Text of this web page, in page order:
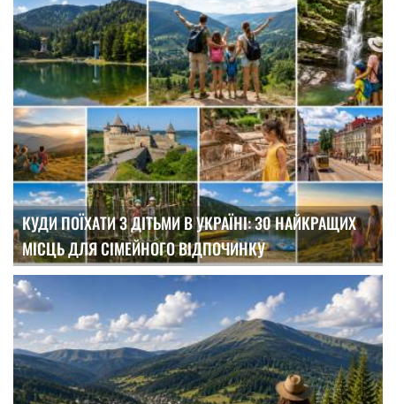
КУДИ ПОЇХАТИ З ДІТЬМИ В УКРАЇНІ: 30 НАЙКРАЩИХ
МІСЦЬ ДЛЯ СІМЕЙНОГО ВІДПОЧИНКУ